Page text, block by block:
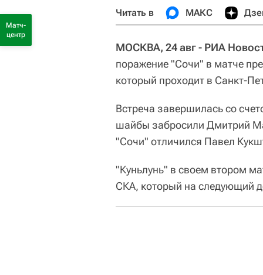
Читать в МАКС
МОСКВА, 24 авг - РИА
поражение "Сочи" в матче
который проходит в Санкт-
Встреча завершилась со
шайбы забросили Дмитрий
"Сочи" отличился Павел
"Куньлунь" в своем втором
СКА, который на следующий
Матч-
центр